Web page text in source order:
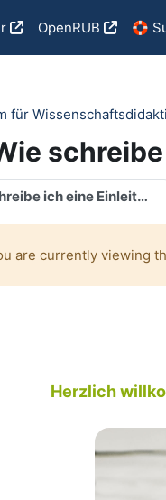
OpenRUB 🛟
für
outline
Hilfe! Wie schreibe ich eine Einleitung?
are currently viewing
Herzlich